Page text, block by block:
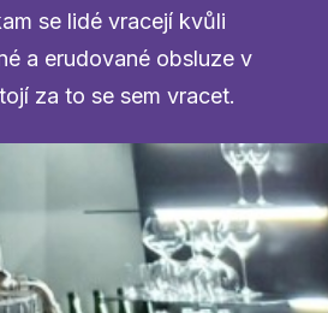
se lidé vracejí kvůli
a erudované obsluze v
za to se sem vracet.